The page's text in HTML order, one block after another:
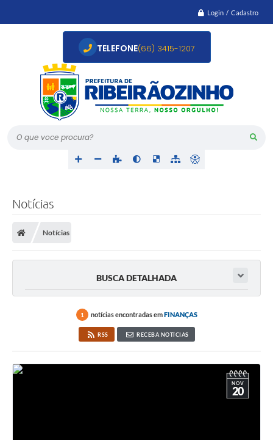
Login / Cadastro
O que voce procura?
TELEFONE(66) 3415-1207
Notícias
Notícias
BUSCA DETALHADA
1 notícias encontradas emFINANÇAS
RSS RECEBA NOTÍCIAS
NOV
20